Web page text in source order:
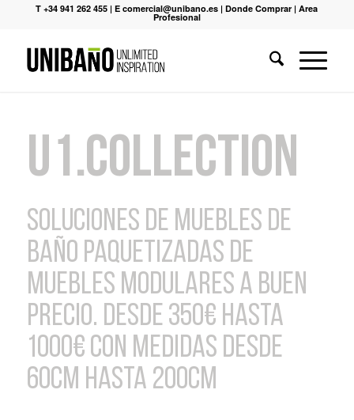
T +34 941 262 455 |E comercial@unibano.es |Donde Comprar |Area
Profesional
U1.Collection
Soluciones de muebles de
baño paquetizadas de
muebles modulares a buen
precio. Desde 350€ hasta
1000€ con medidas desde
60cm hasta 200cm